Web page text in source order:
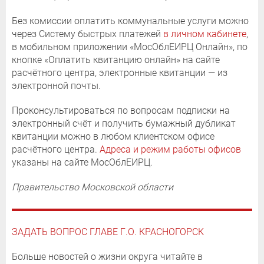
Без комиссии оплатить коммунальные услуги можно
через Систему быстрых платежей в личном кабинете,
в мобильном приложении «МосОблЕИРЦ Онлайн», по
кнопке «Оплатить квитанцию онлайн» на сайте
расчётного центра, электронные квитанции — из
электронной почты.
Проконсультироваться по вопросам подписки на
электронный счёт и получить бумажный дубликат
квитанции можно в любом клиентском офисе
расчётного центра. Адреса и режим работы офисов
указаны на сайте МосОблЕИРЦ.
Правительство Московской области
ЗАДАТЬ ВОПРОС ГЛАВЕ Г.О. КРАСНОГОРСК
Больше новостей о жизни округа читайте в